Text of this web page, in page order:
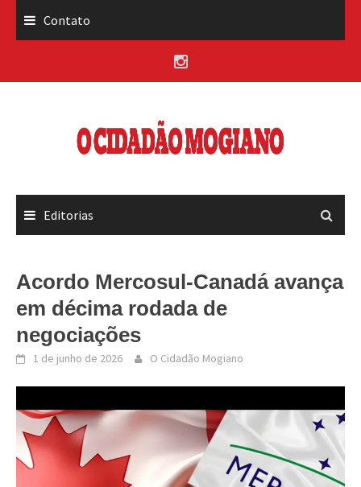
Contato
Editorias
Acordo Mercosul-Canadá avança
em décima rodada de
negociações
1 de junho de 2026 O Cidadão Mogiano